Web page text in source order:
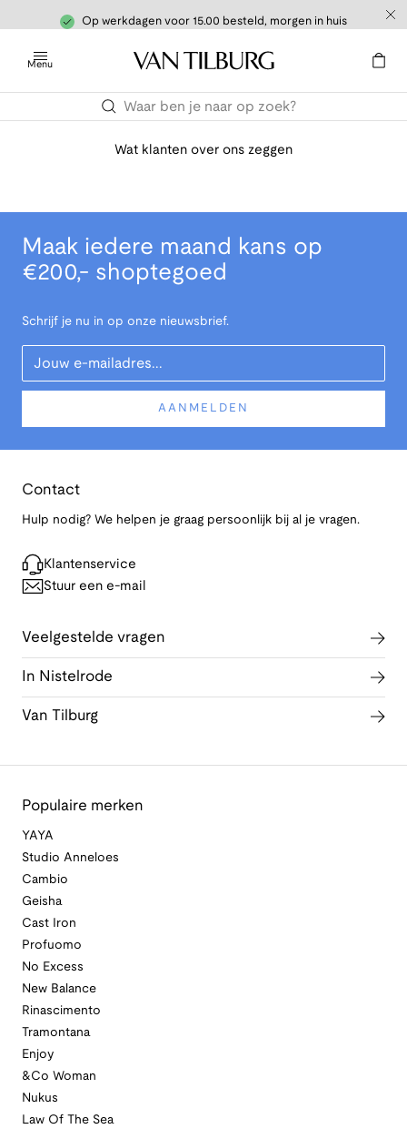
Op werkdagen voor 15.00 besteld, morgen in huis
Menu
Wat klanten over ons zeggen
Maak iedere maand kans op
€200,- shoptegoed
Schrijf je nu in op onze nieuwsbrief.
Your Email
AANMELDEN
Contact
Hulp nodig? We helpen je graag persoonlijk bij al je vragen.
Klantenservice
Stuur een e-mail
Veelgestelde vragen
In Nistelrode
Van Tilburg
Populaire merken
YAYA
Studio Anneloes
Cambio
Geisha
Cast Iron
Profuomo
No Excess
New Balance
Rinascimento
Tramontana
Enjoy
&Co Woman
Nukus
Law Of The Sea